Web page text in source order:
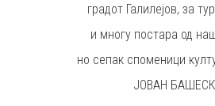
градот Галилејов, за
и многу постара од
но сепак споменици
ЈОВАН